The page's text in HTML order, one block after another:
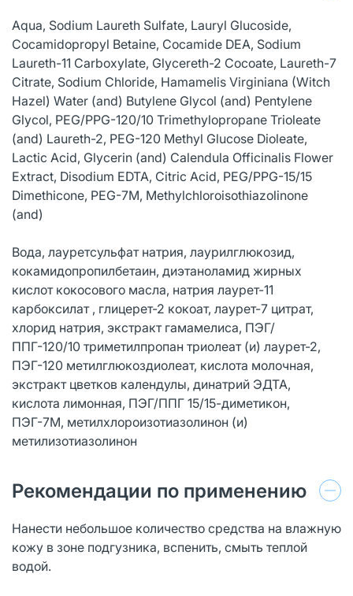
Aqua, Sodium Laureth Sulfate, Lauryl Glucoside,
Cocamidopropyl Betaine, Сocamide DEA, Sodium
Laureth-11 Carboxylate, Glycereth-2 Cocoate, Laureth-7
Citrate, Sodium Chloride, Hamamelis Virginiana (Witch
Hazel) Water (and) Butylene Glycol (and) Pentylene
Glycol, PEG/PPG-120/10 Trimethylopropane Trioleate
(and) Laureth-2, PEG-120 Methyl Glucose Dioleate,
Lactic Acid, Glycerin (and) Calendula Officinalis Flower
Extract, Disodium EDTA, Сitric Acid, PEG/PPG-15/15
Dimethicone, PEG-7M, Methylchloroisothiazolinone
(and)
Вода, лауретсульфат натрия, лаурилглюкозид,
кокамидопропилбетаин, диэтаноламид жирных
кислот кокосового масла, натрия лаурет-11
карбоксилат , глицерет-2 кокоат, лаурет-7 цитрат,
хлорид натрия, экстракт гамамелиса, ПЭГ/
ППГ-120/10 триметилпропан триолеат (и) лаурет-2,
ПЭГ-120 метилглюкоздиолеат, кислота молочная,
экстракт цветков календулы, динатрий ЭДТА,
кислота лимонная, ПЭГ/ППГ 15/15-диметикон,
ПЭГ-7М, метилхлороизотиазолинон (и)
метилизотиазолинон
Рекомендации по применению
Нанести небольшое количество средства на влажную
кожу в зоне подгузника, вспенить, смыть теплой
водой.